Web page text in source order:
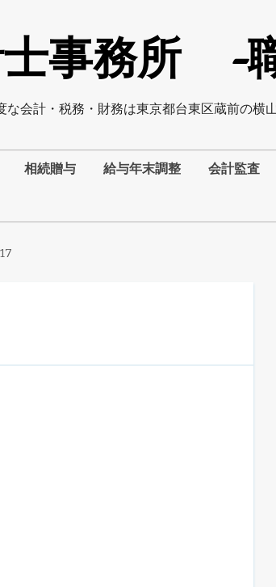
事務所 -
会計・税務・財務は東京都台東区蔵前の横
相続贈与 給与年末調整 会計監査